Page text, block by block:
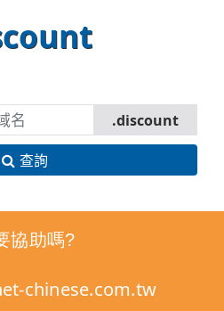
查詢
協助嗎?
chinese.com.tw